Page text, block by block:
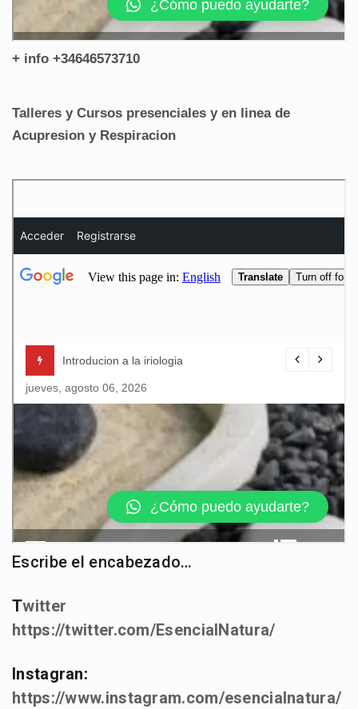
+ info +34646573710
Talleres y Cursos presenciales y en linea de
Acupresion y Respiracion
Escribe el encabezado…
Twitter
https://twitter.com/EsencialNatura/
Instagran:
https://www.instagram.com/esencialnatura/